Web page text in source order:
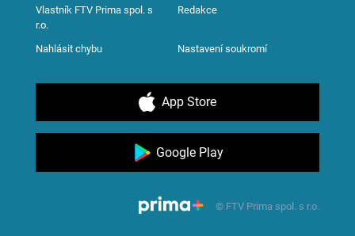
Vlastník FTV Prima spol. s
r.o.
Redakce
Nahlásit chybu Nastavení soukromí
App Store
Google Play
© FTV Prima spol. s r.o.